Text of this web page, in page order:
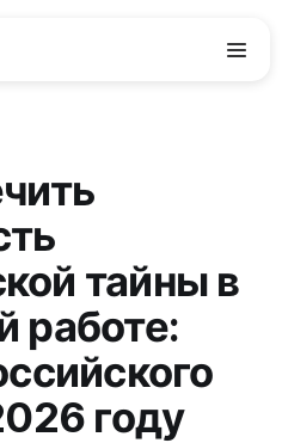
тайны в
работе:
году